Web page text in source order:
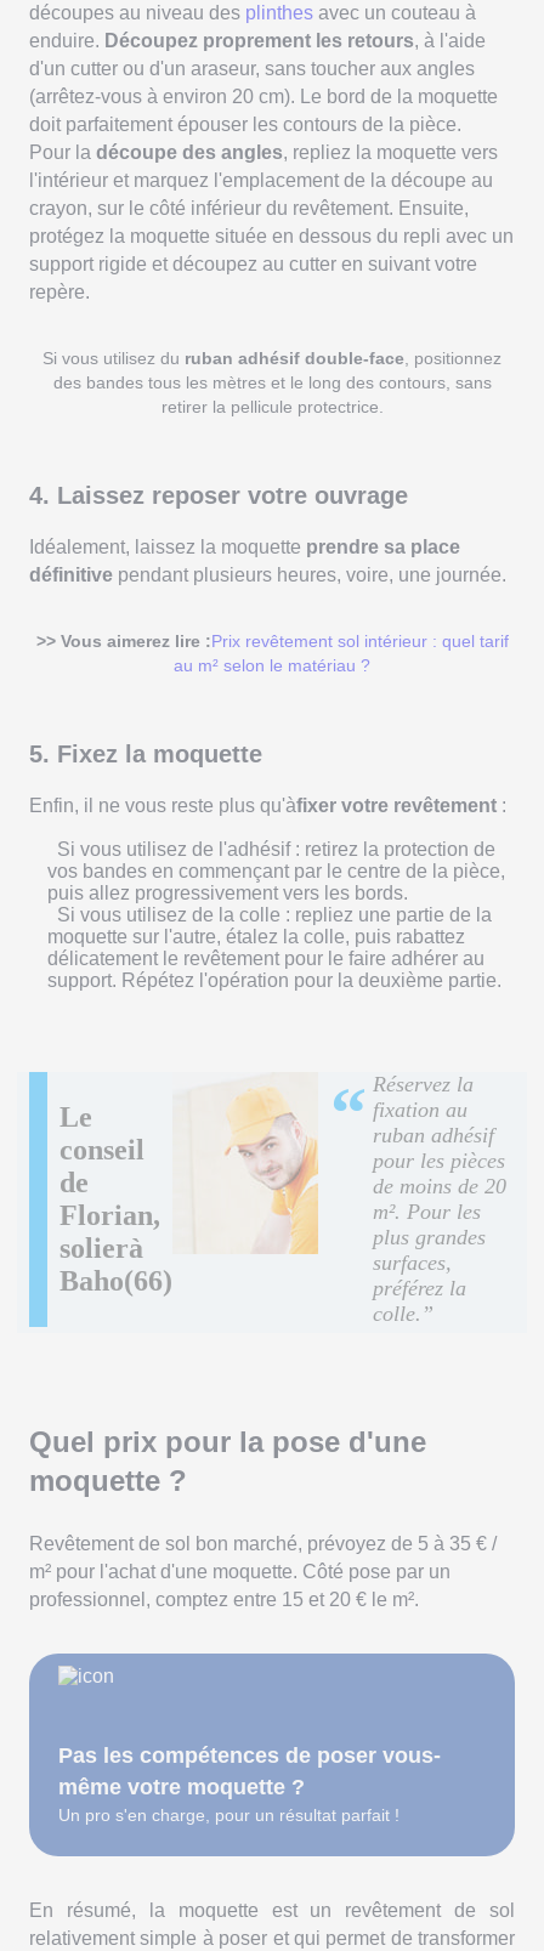
découpes au niveau des plinthes avec un couteau à
enduire. Découpez proprement les retours, à l'aide
d'un cutter ou d'un araseur, sans toucher aux angles
(arrêtez-vous à environ 20 cm). Le bord de la moquette
doit parfaitement épouser les contours de la pièce.
Pour la découpe des angles, repliez la moquette vers
l'intérieur et marquez l'emplacement de la découpe au
crayon, sur le côté inférieur du revêtement. Ensuite,
protégez la moquette située en dessous du repli avec un
support rigide et découpez au cutter en suivant votre
repère.
Si vous utilisez du ruban adhésif double-face, positionnez
des bandes tous les mètres et le long des contours, sans
retirer la pellicule protectrice.
4. Laissez reposer votre ouvrage
Idéalement, laissez la moquette prendre sa place
définitive pendant plusieurs heures, voire, une journée.
>> Vous aimerez lire :Prix revêtement sol intérieur : quel tarif
au m² selon le matériau ?
5. Fixez la moquette
Enfin, il ne vous reste plus qu'àfixer votre revêtement :
Si vous utilisez de l'adhésif : retirez la protection de
vos bandes en commençant par le centre de la pièce,
puis allez progressivement vers les bords.
Si vous utilisez de la colle : repliez une partie de la
moquette sur l'autre, étalez la colle, puis rabattez
délicatement le revêtement pour le faire adhérer au
support. Répétez l'opération pour la deuxième partie.
Le
conseil
de
Florian,
solierà
Baho(66)
“ Réservez la
fixation au
ruban adhésif
pour les pièces
de moins de 20
m². Pour les
plus grandes
surfaces,
préférez la
colle.”
Quel prix pour la pose d'une
moquette ?
Revêtement de sol bon marché, prévoyez de 5 à 35 € /
m² pour l'achat d'une moquette. Côté pose par un
professionnel, comptez entre 15 et 20 € le m².
Pas les compétences de poser vous-
même votre moquette ?
Un pro s'en charge, pour un résultat parfait !
En résumé, la moquette est un revêtement de sol
relativement simple à poser et qui permet de transformer